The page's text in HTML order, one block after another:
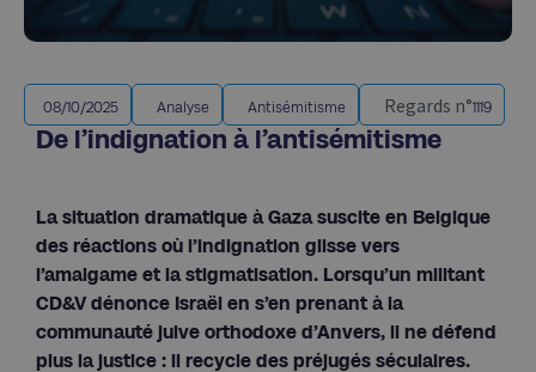
08/10/2025 Analyse Antisémitisme Regards n°1119
De l’indignation à l’antisémitisme
La situation dramatique à Gaza suscite en Belgique
des réactions où l’indignation glisse vers
l’amalgame et la stigmatisation. Lorsqu’un militant
CD&V dénonce Israël en s’en prenant à la
communauté juive orthodoxe d’Anvers, il ne défend
plus la justice : il recycle des préjugés séculaires.